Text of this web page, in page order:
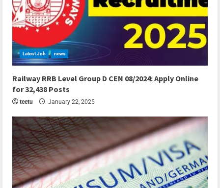
Latest Job news
Railway RRB Level Group D CEN 08/2024: Apply Online
for 32,438 Posts
teetu January 22, 2025